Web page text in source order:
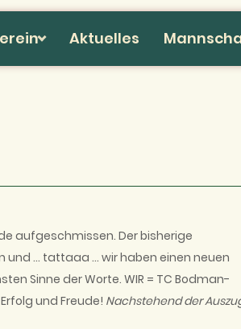
Aktuelles
aufgeschmissen. Der bisherige
… tattaaa … wir haben einen neuen
Sinne der Worte. WIR = TC Bodman-
und Freude! Nachstehend der